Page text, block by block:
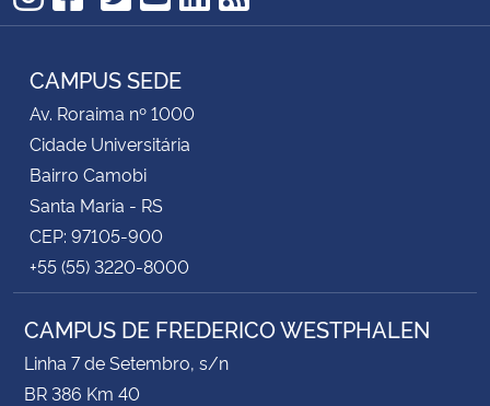
Instagram
Facebook
TikTok
Twitter
YouTube
LinkedIn
RSS
CAMPUS SEDE
Av. Roraima nº 1000
Cidade Universitária
Bairro Camobi
Santa Maria - RS
CEP: 97105-900
+55 (55) 3220-8000
CAMPUS DE FREDERICO WESTPHALEN
Linha 7 de Setembro, s/n
BR 386 Km 40